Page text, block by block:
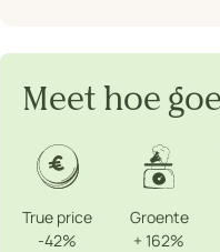
Meet hoe
True price
-42%
Groente
+ 162%